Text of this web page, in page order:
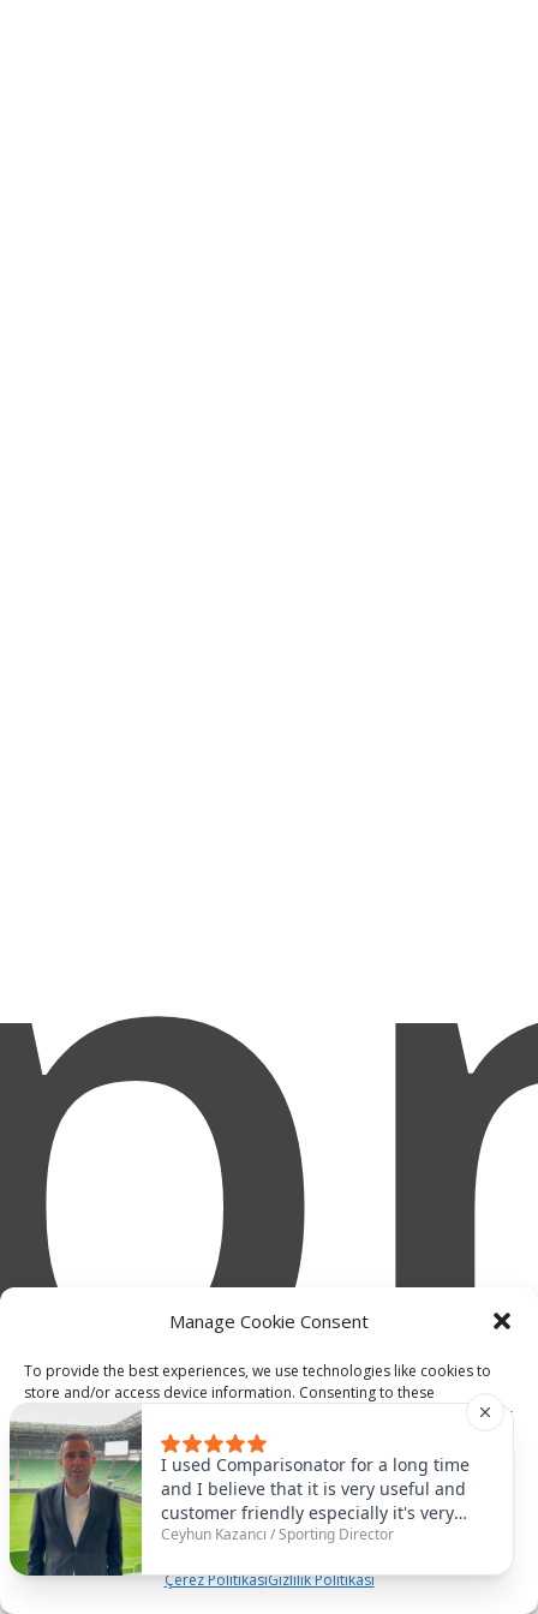
Manage Cookie Consent
To provide the best experiences, we use technologies like cookies to
store and/or access device information. Consenting to these
technologies will allow us to process data such as browsing behavior or
unique IDs on this site. Not consenting or withdrawing consent, may
adversely affect certain features and functions.
Accept
Çerez PolitikasıGizlilik Politikası
I used Comparisonator for a long time
and I believe that it is very useful and
customer friendly especially it's very
useful to find some similar players that
Abubakar as number nine and it was
Ceyhun Kazancı /Sporting Director